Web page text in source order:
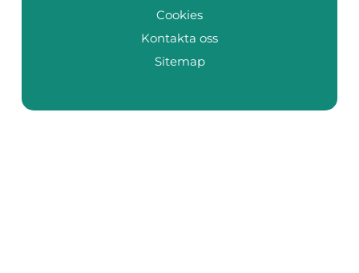
Cookies
Kontakta oss
Sitemap